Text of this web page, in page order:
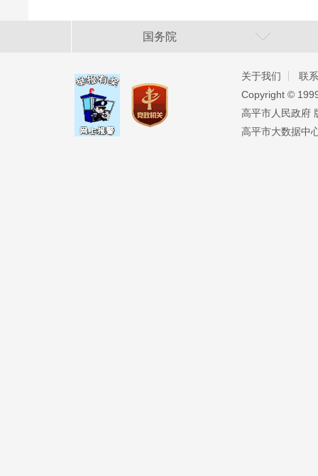
国务院
关于我们
联
Copyright ©️
高平市人民政府
高平市大数据